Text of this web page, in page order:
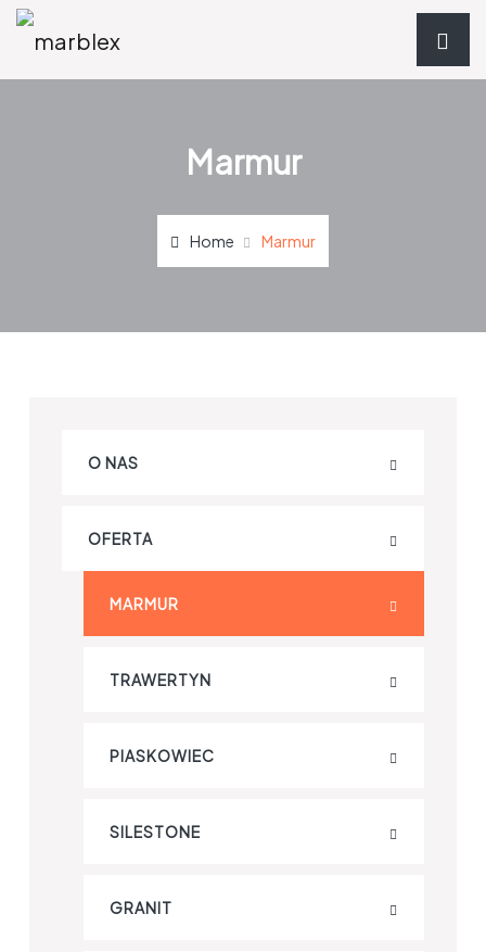
Marmur
Home Marmur
O NAS
OFERTA
MARMUR
TRAWERTYN
PIASKOWIEC
SILESTONE
GRANIT